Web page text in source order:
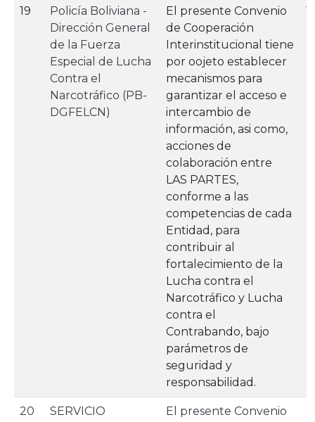
19
Policía Boliviana -
Dirección General
de la Fuerza
Especial de Lucha
Contra el
Narcotráfico (PB-
DGFELCN)
El presente Convenio
de Cooperación
Interinstitucional tiene
por oojeto establecer
mecanismos para
garantizar el acceso e
intercambio de
información, asi como,
acciones de
colaboración entre
LAS PARTES,
conforme a las
competencias de cada
Entidad, para
contribuir al
fortalecimiento de la
Lucha contra el
Narcotráfico y Lucha
contra el
Contrabando, bajo
parámetros de
seguridad y
responsabilidad.
20
SERVICIO
El presente Convenio